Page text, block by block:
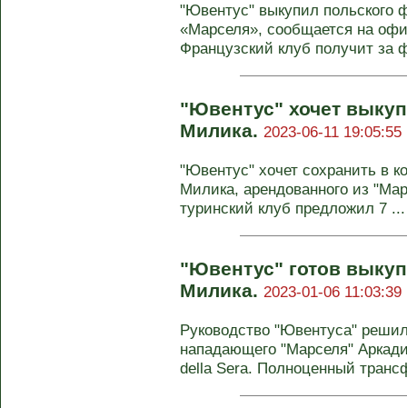
"Ювентус" выкупил
«Марселя», сообщается на
Французский клуб получит за
"Ювентус" хочет
Милика. 2023-06-11 19:05:55
"Ювентус" хочет сохранить в
Милика, арендованного из
туринский клуб предложил 7 ...
"Ювентус" готов
Милика. 2023-01-06 11:03:39
Руководство "Ювентуса"
нападающего "Марселя"
della Sera. Полноценный